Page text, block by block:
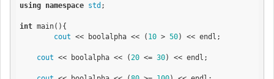
using
namespace std ;
int main(){
cout << boolalpha << ( 10 > 50) << endl;
cout << boolalpha << ( 20 <= 30) << endl;